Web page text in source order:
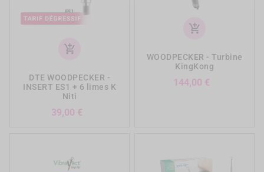
add_shopping_cart
DTE WOODPECKER -
INSERT ES1 + 6 limes K
Niti
39,00 €
add_shopping_cart
WOODPECKER - Turbine
KingKong
144,00 €